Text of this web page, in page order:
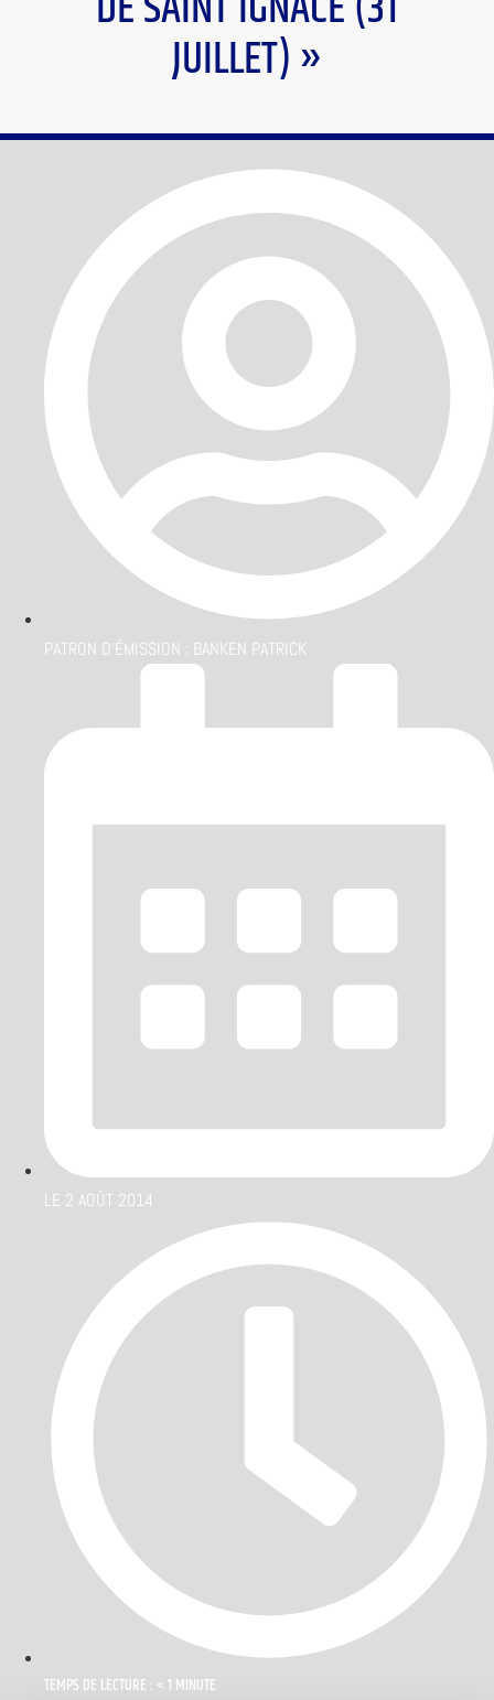
JUILLET) »
PATRON D'ÉMISSION : BANKEN PATRICK
LE 2 AOÛT 2014
TEMPS DE LECTURE : < 1 MINUTE